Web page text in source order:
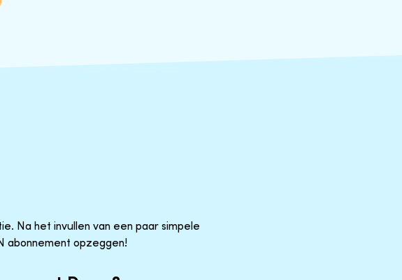
Na het invullen van een paar simpele
abonnement opzeggen!